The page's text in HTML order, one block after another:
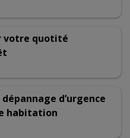
votre quotité
d’urgence
habitation